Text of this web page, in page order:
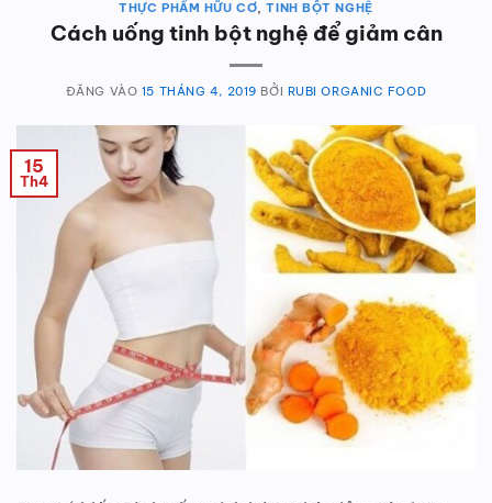
THỰC PHẨM HỮU CƠ ,TINH BỘT NGHỆ
Cách uống tinh bột nghệ để giảm cân
ĐĂNG VÀO 15 THÁNG 4, 2019 BỞI RUBI ORGANIC FOOD
15
Th4